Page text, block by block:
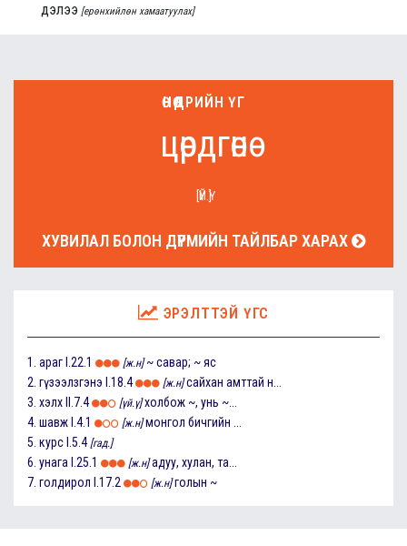
дэлээ [ерөнхийлөн хамаатуулах]
ӨНӨӨДРИЙН ҮГ
цөрдгөнө
[ҮЙ.Ү]
ХУВИЛАЛ БОЛОН ДҮРМИЙН ТАЙЛБАР ХАРАХ
ЭРЭЛТТЭЙ ҮГС
1. араг I.22.1 [ж.н] ~ савар; ~ яс
2. гүзээлзгэнэ I.18.4 [ж.н] сайхан амттай н...
3. хэлх II.7.4 [үй.ү] холбож ~, унь ~...
4. шавж I.4.1 [ж.н] монгол бичгийн ...
5. курс I.5.4 [гад.]
6. унага I.25.1 [ж.н] адуу, хулан, та...
7. голдирол I.17.2 [ж.н] голын ~